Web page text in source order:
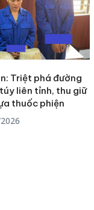
Triệt phá đường
liên tỉnh, thu giữ
thuốc phiện